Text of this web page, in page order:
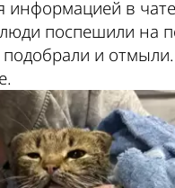
информацией в
поспешили на
и